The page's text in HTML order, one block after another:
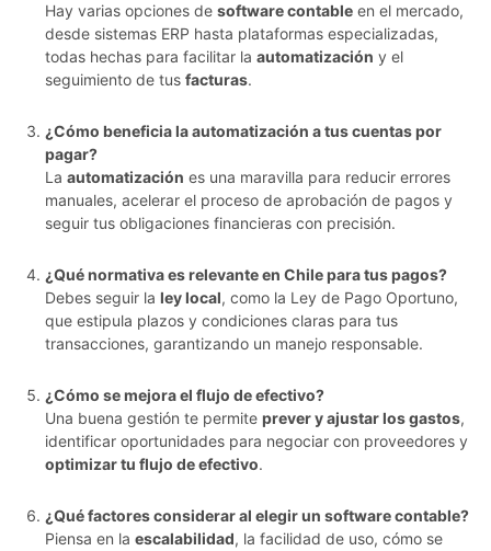
Hay varias opciones de software contable en el mercado,
desde sistemas ERP hasta plataformas especializadas,
todas hechas para facilitar la automatización y el
seguimiento de tus facturas.
¿Cómo beneficia la automatización a tus cuentas por
pagar?
La automatización es una maravilla para reducir errores
manuales, acelerar el proceso de aprobación de pagos y
seguir tus obligaciones financieras con precisión.
¿Qué normativa es relevante en Chile para tus pagos?
Debes seguir la ley local, como la Ley de Pago Oportuno,
que estipula plazos y condiciones claras para tus
transacciones, garantizando un manejo responsable.
¿Cómo se mejora el flujo de efectivo?
Una buena gestión te permite prever y ajustar los gastos,
identificar oportunidades para negociar con proveedores y
optimizar tu flujo de efectivo.
¿Qué factores considerar al elegir un software contable?
Piensa en la escalabilidad, la facilidad de uso, cómo se